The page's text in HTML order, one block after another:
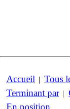
Accueil | Tous
Terminant par|
En position